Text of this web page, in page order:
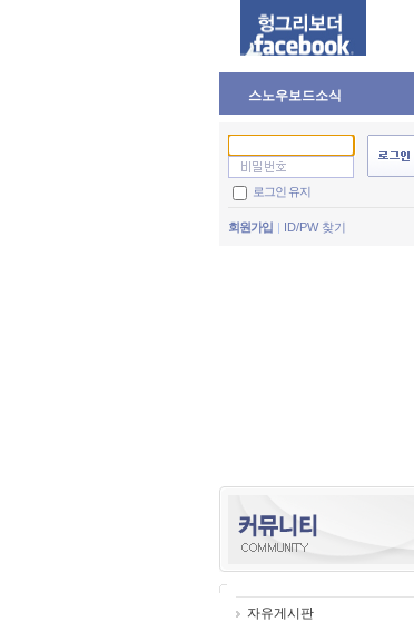
스노우보드소식
로그인 유지
회원가입 ID/PW 찾기
자유게시판